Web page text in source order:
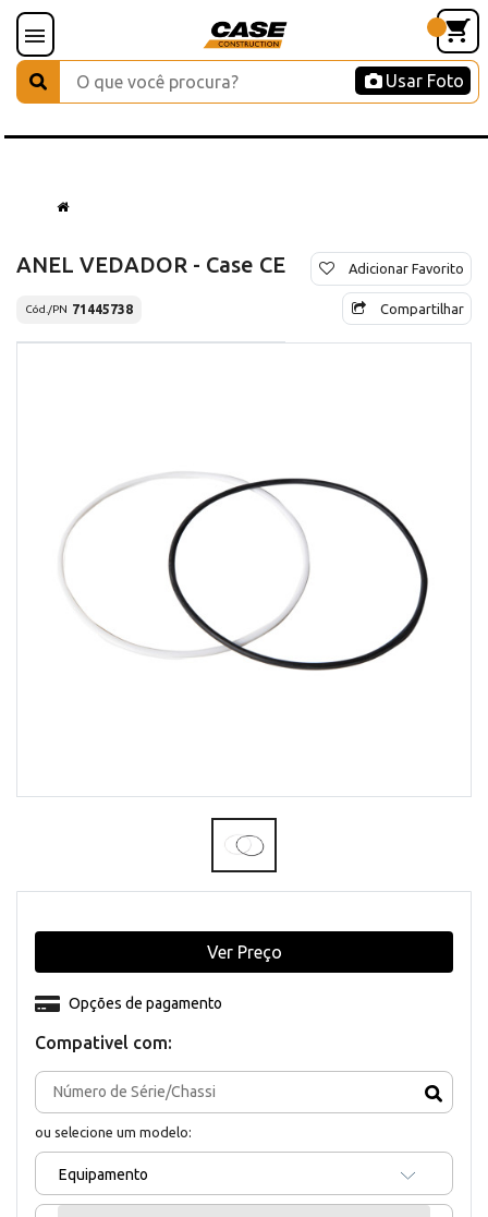
Usar Foto
ANEL VEDADOR - Case CE
Cód./PN 71445738
Adicionar Favorito
Compartilhar
Compativel com:
ou selecione um modelo:
Equipamento
Opções de pagamento
Ver Preço